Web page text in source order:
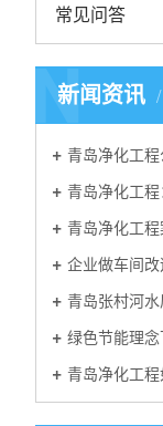
常见问答
新闻资讯
N
青岛净化工程公司
青岛净化工程：为现
青岛净化工
企业做车间改造
青岛张村河水质净
绿色节能理念下
青岛净化工程如